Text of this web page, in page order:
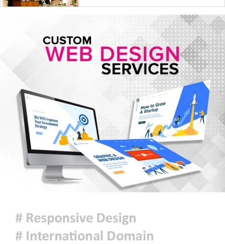
ইরান যুদ্ধে মার্কিন ক্ষেপণাস্ত্র প্রতিরোধী
ব্যবস্থার মজুদ বিপজ্জনক মাত্রায় কমেছে
জুলাই শেষে শেয়ারবাজারে বিও হিসাব
কমেছে প্রায় ২৩ হাজার
৫ আগস্টের গণঅভ্যুত্থান ছিল এদেশের
জনগণের ঐক্যবদ্ধ প্রচেষ্টার ফসল: চিফ
হুইপ
দিল্লিতে গণমাধ্যমের সঙ্গে ক্ষমতাচ্যুত শেখ
হাসিনার আলাপচারিতা নিয়ে ঢাকার ক্ষুব্ধ
প্রতিক্রিয়া
আজকের রাশিফল